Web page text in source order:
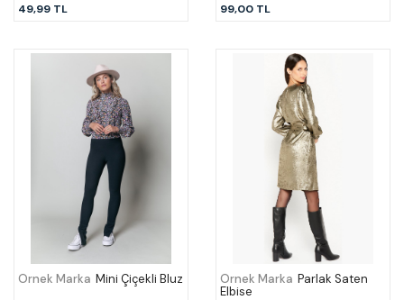
49,99 TL 99,00 TL
Örnek Marka Mini Çiçekli Bluz Örnek Marka Parlak Saten
Elbise